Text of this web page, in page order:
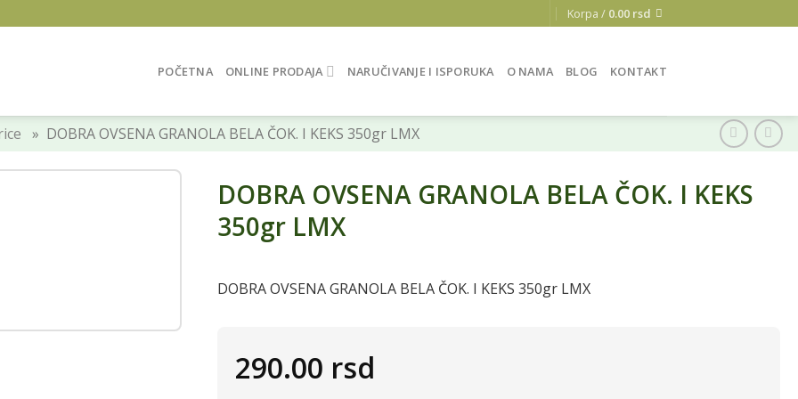
Korpa / 0.00 rsd
POČETNA ONLINE PRODAJA NARUČIVANJE I ISPORUKA O NAMA BLOG KONTAKT
» DOBRA OVSENA GRANOLA BELA ČOK. I KEKS 350gr LMX
DOBRA OVSENA GRANOLA BELA ČOK. I KEKS
350gr LMX
DOBRA OVSENA GRANOLA BELA ČOK. I KEKS 350gr LMX
290.00 rsd